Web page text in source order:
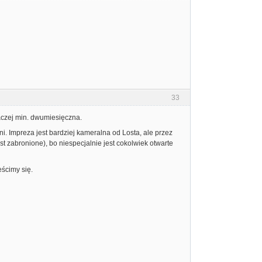
33
min. dwumiesięczna.
Impreza jest bardziej kameralna od Losta, ale przez
zabronione), bo niespecjalnie jest cokolwiek otwarte
się.